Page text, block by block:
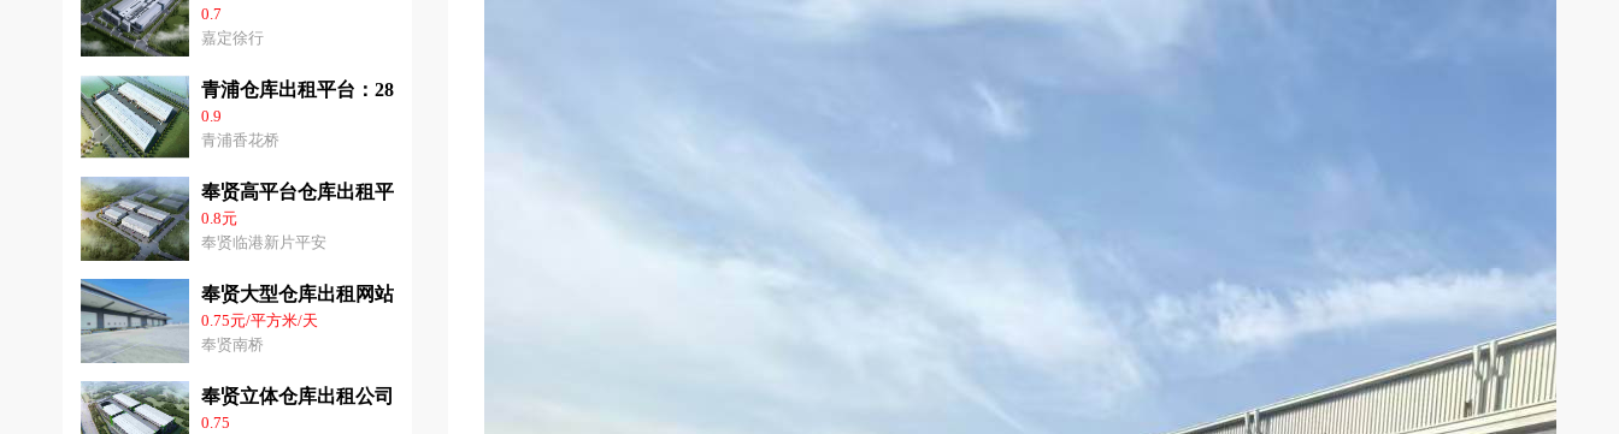
0.7
嘉定徐行
青浦仓库出租平台：28000平方米高平台仓库出租可搭建货架
0.9
青浦香花桥
奉贤高平台仓库出租平台：2千平方米-6.3万平方米原业主丙二类无公摊
0.8元
奉贤临港新片平安
奉贤大型仓库出租网站：3千-2.8平方米高10.5米可搭建货架无公摊无税收
0.75元/平方米/天
奉贤南桥
奉贤立体仓库出租公司：3千平-3.6万平方价格实惠原业主利用率高
0.75